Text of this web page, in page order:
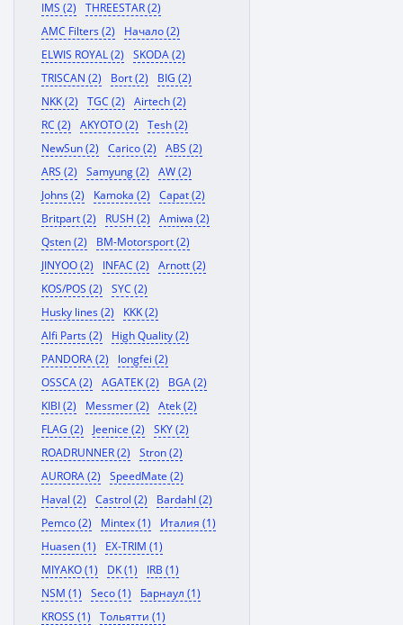
IMS (2)
THREESTAR (2)
AMC Filters (2)
Начало (2)
ELWIS ROYAL (2)
SKODA (2)
TRISCAN (2)
Bort (2)
BIG (2)
NKK (2)
TGC (2)
Airtech (2)
RC (2)
AKYOTO (2)
Tesh (2)
NewSun (2)
Carico (2)
ABS (2)
ARS (2)
Samyung (2)
AW (2)
Johns (2)
Kamoka (2)
Capat (2)
Britpart (2)
RUSH (2)
Amiwa (2)
Qsten (2)
BM-Motorsport (2)
JINYOO (2)
INFAC (2)
Arnott (2)
KOS/POS (2)
SYC (2)
Husky lines (2)
KKK (2)
Alfi Parts (2)
High Quality (2)
PANDORA (2)
longfei (2)
OSSCA (2)
AGATEK (2)
BGA (2)
KIBI (2)
Messmer (2)
Atek (2)
FLAG (2)
Jeenice (2)
SKY (2)
ROADRUNNER (2)
Stron (2)
AURORA (2)
SpeedMate (2)
Haval (2)
Castrol (2)
Bardahl (2)
Pemco (2)
Mintex (1)
Италия (1)
Huasen (1)
EX-TRIM (1)
MIYAKO (1)
DK (1)
IRB (1)
NSM (1)
Seco (1)
Барнаул (1)
KROSS (1)
Тольятти (1)